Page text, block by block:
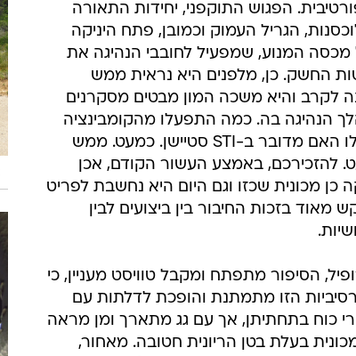
הפגוש התוקפני, יחידות התאורה
הגריל העמוק וכמובן, פתח היניקה
המנוע, שמפעיל לחובבי הנהיגה את
החשק. כן, מלפנים היא נראית ממש
לקרב והיא משכה המון מבטים מסקרנים
הנהיגה בה. כמה התפעלו מהקומבינציה
ושאלו האם מדובר ב-STI סטיישן. כמעט. ממש
להזכירכם, באמצע העשור הקודם, אכן
כן מכונית שכזו וגם היום היא נחשבת לפריט
מאוד בזכות החיבור בין ביצועים לבין
הסיפור מתפתח ומקבל טוויסט מעניין, כי
הזו מתמתנת והופכת לדלתות עם
כוח בתחתיתן, אך עם גג מתארך ומן מראה
בעלת בטן הריונית חטובה. מאחור,